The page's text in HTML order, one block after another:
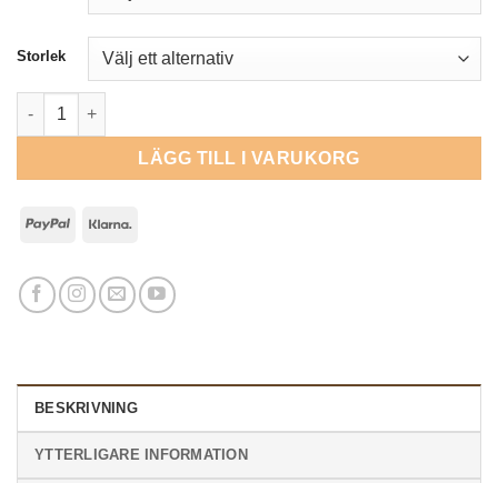
Storlek
Anatomiskt Pullarträns mängd
LÄGG TILL I VARUKORG
PayPal Klarna
BESKRIVNING
YTTERLIGARE INFORMATION